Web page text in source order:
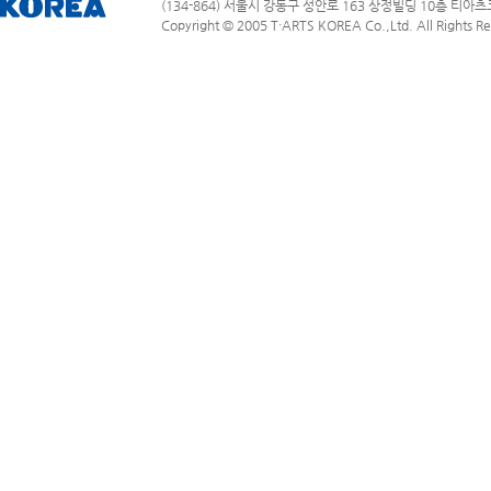
(134-864) 서울시 강동구 성안로 163 상정빌딩 10층
Copyright © 2005 T·ARTS KOREA Co.,Ltd. All Rights